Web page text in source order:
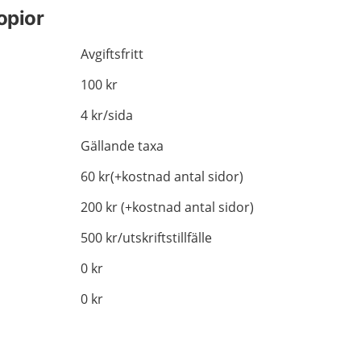
Avgiftsfritt
100 kr
4 kr/sida
Gällande taxa
60 kr(+kostnad antal sidor)
200 kr (+kostnad antal sidor)
500 kr/utskriftstillfälle
0 kr
0 kr